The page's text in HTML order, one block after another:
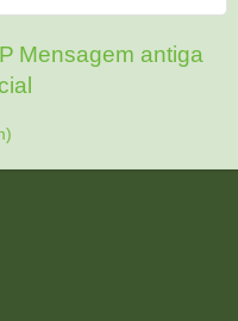
Mensagem antiga
P